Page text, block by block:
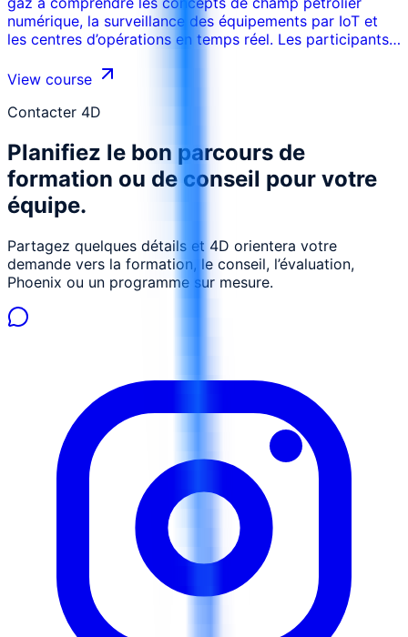
numérique, la surveillance des équipements par IoT et
les centres d’opérations en temps réel. Les participants
collectées, validées, visualisées et utilisées pour la
décision opérationnelle rapide.
View course
Contacter 4D
Planifiez le bon parcours de
formation ou de conseil pour votre
équipe.
Partagez quelques détails et 4D orientera votre
demande vers la formation, le conseil, l’évaluation,
Phoenix ou un programme sur mesure.